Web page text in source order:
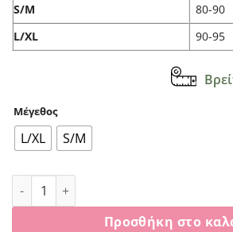
S/M
80-90
L/XL
90-95
Μέγεθος
L/XL S/M
Crop Top μπλούζα με δαντέλα Rib
Προσθήκη στο